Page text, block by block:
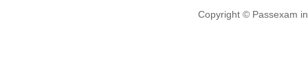
Copyright © Passexam